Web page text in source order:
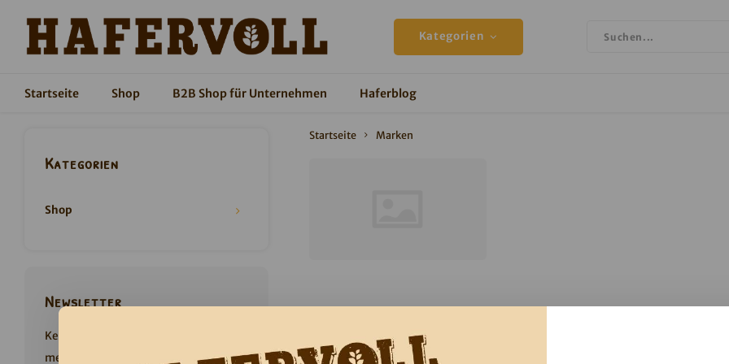
Kategorien
Startseite Shop B2B Shop für Unternehmen Haferblog
Kategorien
Shop
Newsletter
Keine Aktionen und Produktneuheiten
mehr verpassen. Jetzt anmelden und
Startseite Marken